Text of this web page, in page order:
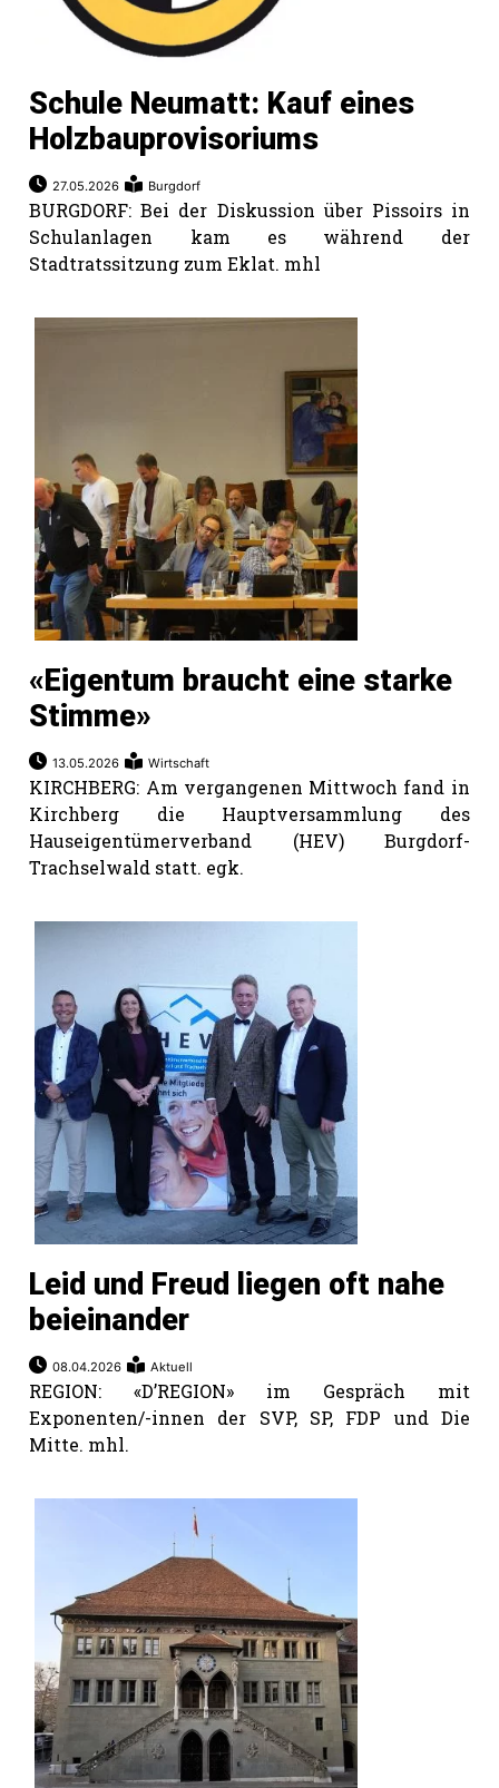
Schule Neumatt: Kauf eines
Holzbauprovisoriums
27.05.2026 Burgdorf
BURGDORF: Bei der Diskussion über Pissoirs in
Schulanlagen kam es während der
Stadtratssitzung zum Eklat. mhl
«Eigentum braucht eine starke
Stimme»
13.05.2026 Wirtschaft
KIRCHBERG: Am vergangenen Mittwoch fand in
Kirchberg die Hauptversammlung des
Hauseigentümerverband (HEV) Burgdorf-
Trachselwald statt. egk.
Leid und Freud liegen oft nahe
beieinander
08.04.2026 Aktuell
REGION: «D’REGION» im Gespräch mit
Exponenten/-innen der SVP, SP, FDP und Die
Mitte. mhl.